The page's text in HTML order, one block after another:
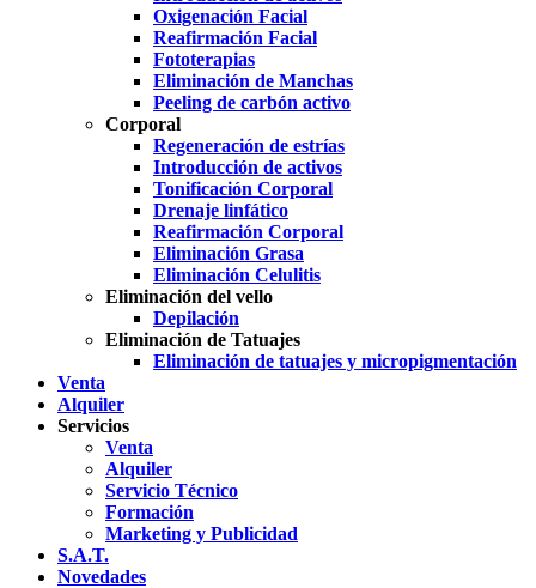
Oxigenación Facial
Reafirmación Facial
Fototerapias
Eliminación de Manchas
Peeling de carbón activo
Corporal
Regeneración de estrías
Introducción de activos
Tonificación Corporal
Drenaje linfático
Reafirmación Corporal
Eliminación Grasa
Eliminación Celulitis
Eliminación del vello
Depilación
Eliminación de Tatuajes
Eliminación de tatuajes y micropigmentación
Venta
Alquiler
Servicios
Venta
Alquiler
Servicio Técnico
Formación
Marketing y Publicidad
S.A.T.
Novedades